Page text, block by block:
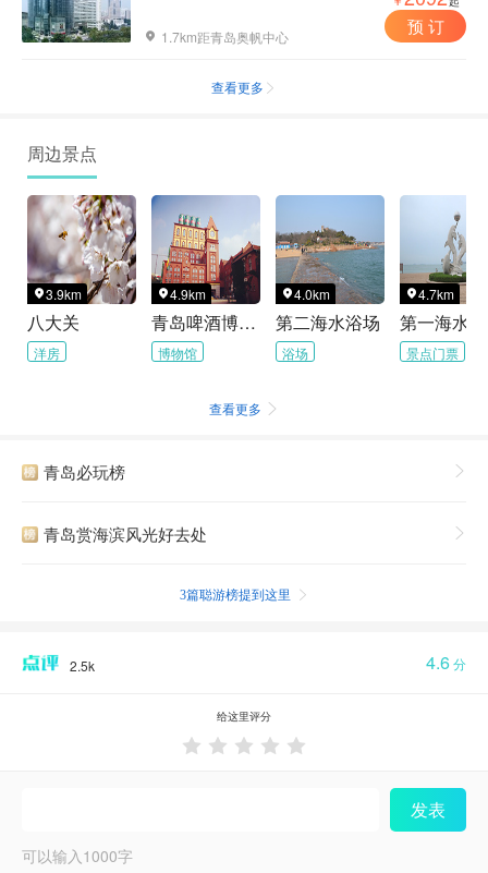
 1.7km距青岛奥帆中心 预 订
查看更多 
周边景点
3.9km
八大关
洋房
4.9km
青岛啤酒博物馆
博物馆
4.0km
第二海水浴场
浴场
4.7km
第一海水
景点门票
查看更多 
青岛必玩榜 
青岛赏海滨风光好去处 
3篇聪游榜提到这里 
2.5k 4.6分
给这里评分
    
发表
可以输入1000字